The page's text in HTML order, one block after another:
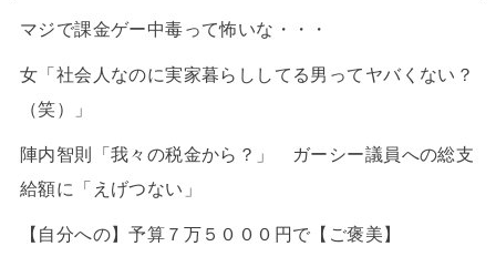
マジで課金ゲー中毒って怖いな・・・
女「社会人なのに実家暮らししてる男ってヤバくない？
（笑）」
陣内智則「我々の税金から？」 ガーシー議員への総支
給額に「えげつない」
【自分への】予算７万５０００円で【ご褒美】